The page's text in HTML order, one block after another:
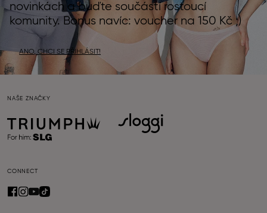
novinkách a buďte součástí rostoucí
komunity. Bonus navíc: voucher na 150 Kč ;)
ANO, CHCI SE PŘIHLÁSIT!
NAŠE ZNAČKY
CONNECT